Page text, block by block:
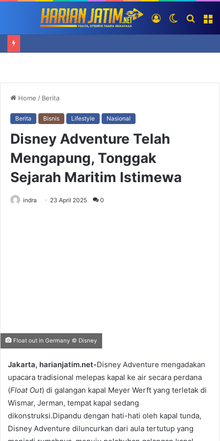
Search
for
Switch
skin
Log
In
Home / Berita
Berita Bisnis Lifestyle Nasional
Disney Adventure Telah
Mengapung, Tonggak
Sejarah Maritim Istimewa
indra 23 April 2025 0
Float out in Germany © Disney
Jakarta, harianjatim.net-Disney Adventure mengadakan
upacara tradisional melepas kapal ke air secara perdana
(Float Out) di galangan kapal Meyer Werft yang terletak di
Wismar, Jerman, tempat kapal sedang
dikonstruksi.Dipandu dengan hati-hati oleh kapal tunda,
Disney Adventure diluncurkan dari aula tertutup yang